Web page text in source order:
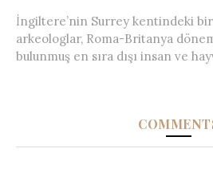
İngiltere’nin Surrey kentindeki bir
arkeologlar, Roma-Britanya
bulunmuş en sıra dışı insan ve